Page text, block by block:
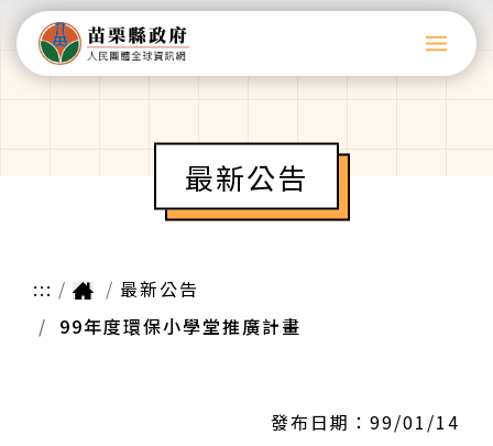
最新公告
:::
最新公告
99年度環保小學堂推廣計畫
發布日期： 99/01/14